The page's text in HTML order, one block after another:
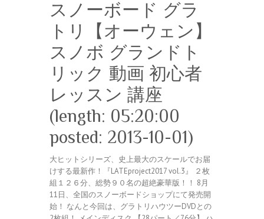
スノーボード グラ
トリ【オーウェン】
スノボ グランドト
リック 動画 初心者
レッスン 講座
(length: 05:20:00
posted: 2013-10-01)
大ヒットシリーズ、史上最大のスケールでお届
けする最新作！『LATEproject2017 vol.3』 ２枚
組１２６分、総勢９０名の超絶豪華版！！ 8月
11日、全国のスノーボードショップにて発売開
始！ なんと今回は、グラトリハウツーDVDとの